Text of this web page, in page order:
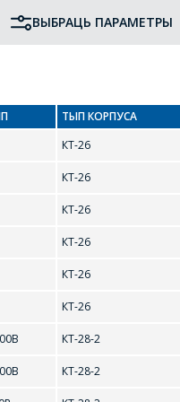
ВЫБРАЦЬ ПАРАМЕТРЫ
ТЫП КОРПУСА
ТЫП КОРПУСА
КТ-26
КТ-26
КТ-26
КТ-26
КТ-26
КТ-26
КТ-28-2
КТ-28-2